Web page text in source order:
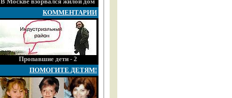
КОММЕНТАРИИ
Пропавшие дети - 2
ПОМОГИТЕ ДЕТЯМ!